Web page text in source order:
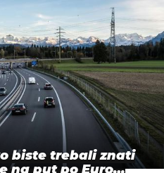
biste trebali znati
na put po Euro…